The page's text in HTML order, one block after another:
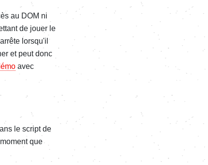
au DOM ni
de jouer le
lorsqu'il
et peut donc
avec
le script de
que